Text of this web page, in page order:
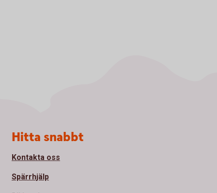
Sidfot
Hitta snabbt
Kontakta oss
Spärrhjälp